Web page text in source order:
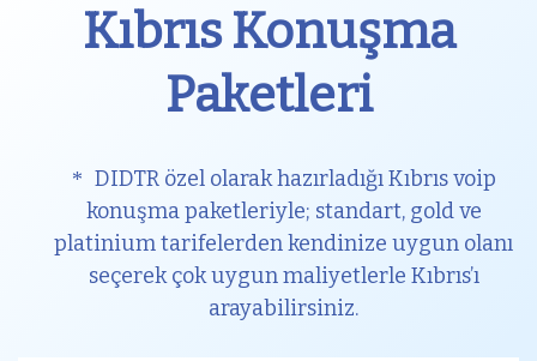
Features
Our Softphone
SIM
Internet
Kıbrıs Konuşma
Paketleri
DIDTR özel olarak hazırladığı Kıbrıs voip
konuşma paketleriyle; standart, gold ve
platinium tarifelerden kendinize uygun olanı
seçerek çok uygun maliyetlerle Kıbrıs’ı
arayabilirsiniz.